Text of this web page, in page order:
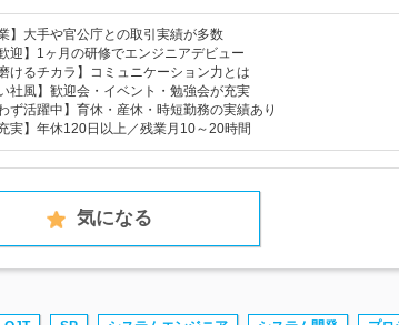
】大手や官公庁との取引実績が多数
迎】1ヶ月の研修でエンジニアデビュー
けるチカラ】コミュニケーション力とは
社風】歓迎会・イベント・勉強会が充実
ず活躍中】育休・産休・時短勤務の実績あり
実】年休120日以上／残業月10～20時間
気になる